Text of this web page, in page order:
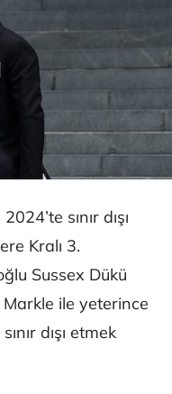
sınır dışı
Kralı 3.
Sussex Dükü
ile yeterince
dışı etmek